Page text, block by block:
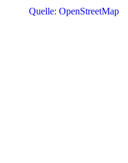
Quelle: OpenStreetMap